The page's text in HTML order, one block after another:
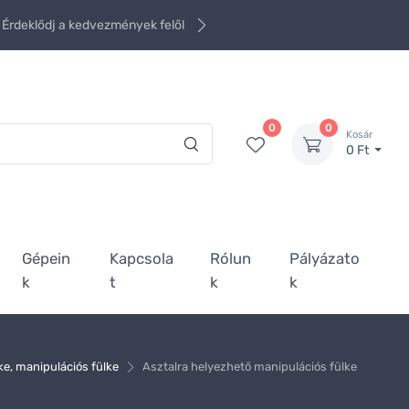
Érdeklődj a kedvezmények felől
0 0
Kosár
0 Ft
Gépein
k
Kapcsola
t
Rólun
k
Pályázato
k
manipulációs fülke Asztalra helyezhető manipulációs fülke